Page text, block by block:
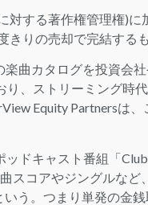
対する著作権管理権)
りの売却で完結する
曲カタログを投資会
、ストリーミング時
Equity Partnersは
ドキャスト番組「
スコアやジングルな
う。つまり単発の金